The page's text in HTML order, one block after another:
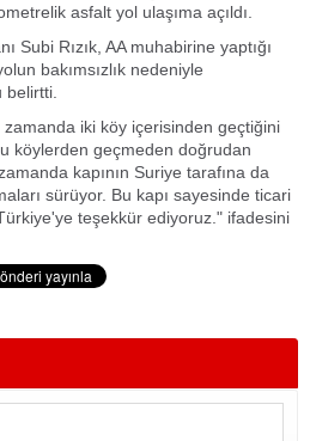
asfalt yol ulaşıma açıldı.
Subi Rızık, AA muhabirine yaptığı
bakımsızlık nedeniyle
belirtti.
zamanda iki köy içerisinden geçtiğini
köylerden geçmeden doğrudan
kapının Suriye tarafına da
sürüyor. Bu kapı sayesinde ticari
teşekkür ediyoruz." ifadesini